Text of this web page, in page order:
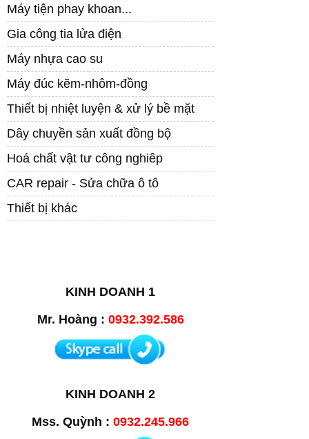
Máy tiện phay khoan...
Gia công tia lửa điện
Máy nhựa cao su
Máy đúc kẽm-nhôm-đồng
Thiết bị nhiệt luyện & xử lý bề mặt
Dây chuyền sản xuất đồng bộ
Hoá chất vật tư công nghiêp
CAR repair - Sửa chữa ô tô
Thiết bị khác
KINH DOANH 1
Mr. Hoàng : 0932.392.586
KINH DOANH 2
Mss. Quỳnh : 0932.245.966